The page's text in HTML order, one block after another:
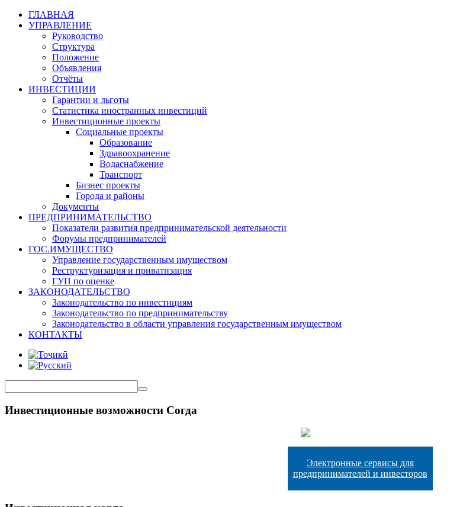
ГЛАВНАЯ
УПРАВЛЕНИЕ
Руководство
Структура
Положение
Объявления
Отчёты
ИНВЕСТИЦИИ
Гарантии и льготы
Статистика иностранных инвестиций
Инвестиционные проекты
Социальные проекты
Образование
Здравоохранение
Водаснабжение
Транспорт
Бизнес проекты
Города и районы
Документы
ПРЕДПРИНИМАТЕЛЬСТВО
Показатели развития предпринимательской деятельности
Форумы предпринимателей
ГОС.ИМУЩЕСТВО
Управление государственным имуществом
Реструктуризация и приватизация
ГУП по оценке
ЗАКОНОДАТЕЛЬСТВО
Законодательство по инвестициям
Законодательство по предпринимательству
Законодательство в области управления государственным имуществом
КОНТАКТЫ
Инвестиционные возможности Согда
Электронные сервисы для
предпринимателей и инвесторов